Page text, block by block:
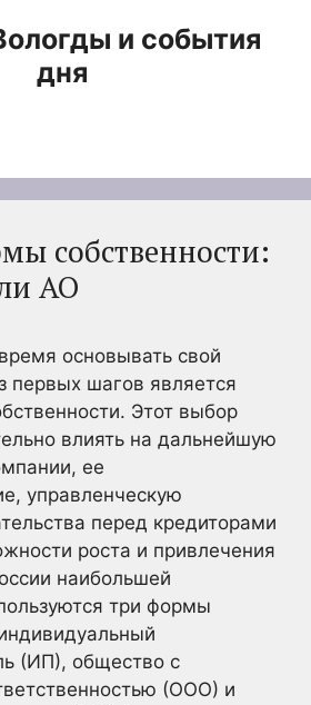
и события
дня
собственности:
АО
основывать свой
первых шагов является
Этот выбор
влиять на дальнейшую
ее
управленческую
перед кредиторами
роста и привлечения
наибольшей
три формы
(ИП), общество с
(ООО) и